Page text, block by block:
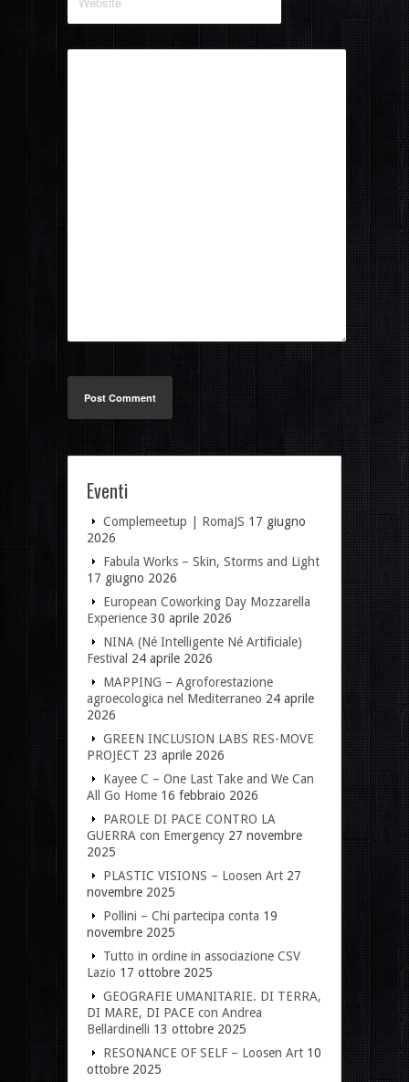
Post Comment
Eventi
Complemeetup | RomaJS 17 giugno
2026
Fabula Works – Skin, Storms and Light
17 giugno 2026
European Coworking Day Mozzarella
Experience 30 aprile 2026
NINA (Né Intelligente Né Artificiale)
Festival 24 aprile 2026
MAPPING – Agroforestazione
agroecologica nel Mediterraneo 24 aprile
2026
GREEN INCLUSION LABS RES-MOVE
PROJECT 23 aprile 2026
Kayee C – One Last Take and We Can
All Go Home 16 febbraio 2026
PAROLE DI PACE CONTRO LA
GUERRA con Emergency 27 novembre
2025
PLASTIC VISIONS – Loosen Art 27
novembre 2025
Pollini – Chi partecipa conta 19
novembre 2025
Tutto in ordine in associazione CSV
Lazio 17 ottobre 2025
GEOGRAFIE UMANITARIE. DI TERRA,
DI MARE, DI PACE con Andrea
Bellardinelli 13 ottobre 2025
RESONANCE OF SELF – Loosen Art 10
ottobre 2025